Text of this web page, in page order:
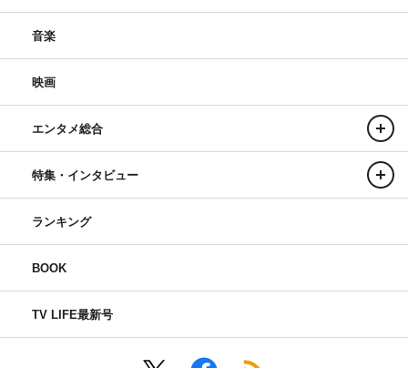
音楽
映画
エンタメ総合
特集・インタビュー
ランキング
BOOK
TV LIFE最新号